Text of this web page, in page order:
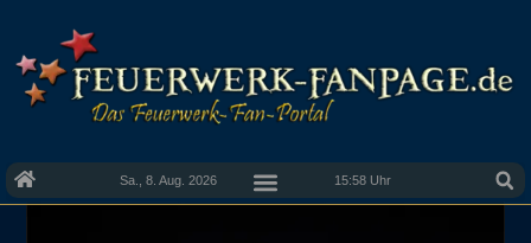
Sa., 8. Aug. 2026 15:58 Uhr